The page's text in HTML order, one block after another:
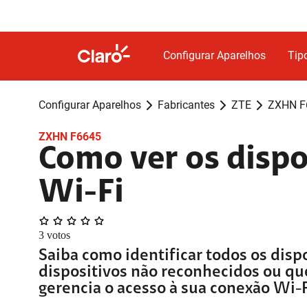
Configurar Aparelhos
Configurar Aparelhos Fabricantes ZTE ZXHN
ZXHN F6645
Como ver os
Wi-Fi
3 votos
Saiba como identificar todos os
dispositivos não reconhecidos ou
gerencia o acesso à sua conexão